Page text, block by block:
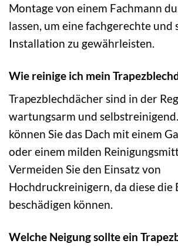
Montage von einem Fachmann
lassen, um eine fachgerechte und
Installation zu gewährleisten.
Wie reinige ich mein
Trapezblechdächer sind in der
wartungsarm und
können Sie das Dach mit einem
oder einem milden
Vermeiden Sie den Einsatz von
Hochdruckreinigern, da diese die
beschädigen können.
Welche Neigung sollte ein